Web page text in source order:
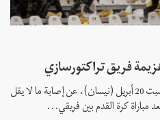
أعلنت مصادر صحافية إيرانية، اليوم السبت 20 أبريل (نيسان)، عن إصابة ما لا يقل